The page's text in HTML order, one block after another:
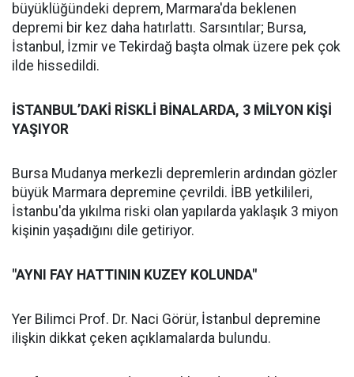
büyüklüğündeki deprem, Marmara'da beklenen
depremi bir kez daha hatırlattı. Sarsıntılar; Bursa,
İstanbul, İzmir ve Tekirdağ başta olmak üzere pek çok
ilde hissedildi.
İSTANBUL’DAKİ RİSKLİ BİNALARDA, 3 MİLYON KİŞİ
YAŞIYOR
Bursa Mudanya merkezli depremlerin ardından gözler
büyük Marmara depremine çevrildi. İBB yetkilileri,
İstanbu'da yıkılma riski olan yapılarda yaklaşık 3 miyon
kişinin yaşadığını dile getiriyor.
"AYNI FAY HATTININ KUZEY KOLUNDA"
Yer Bilimci Prof. Dr. Naci Görür, İstanbul depremine
ilişkin dikkat çeken açıklamalarda bulundu.